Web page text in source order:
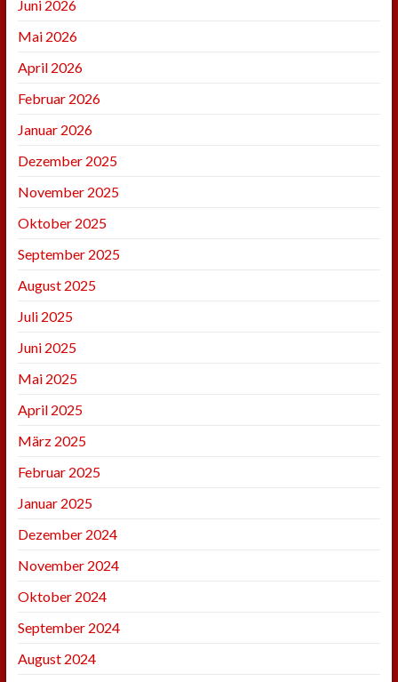
Juni 2026
Mai 2026
April 2026
Februar 2026
Januar 2026
Dezember 2025
November 2025
Oktober 2025
September 2025
August 2025
Juli 2025
Juni 2025
Mai 2025
April 2025
März 2025
Februar 2025
Januar 2025
Dezember 2024
November 2024
Oktober 2024
September 2024
August 2024